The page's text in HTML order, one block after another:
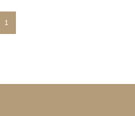
1